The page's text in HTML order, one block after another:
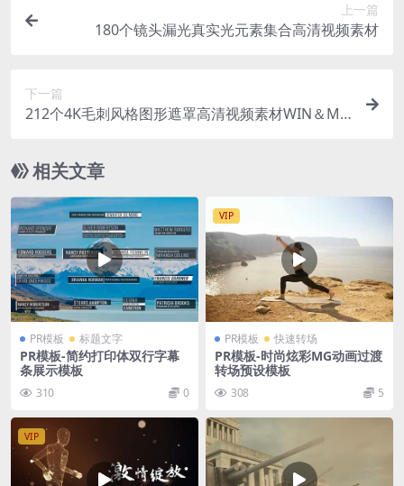
上一篇
180个镜头漏光真实光元素集合高清视频素材
下一篇
212个4K毛刺风格图形遮罩高清视频素材WIN＆MA
相关文章
PR模板 标题文字
PR模板-简约打印体双行字幕
条展示模板
310 0
VIP
PR模板 快速转场
PR模板-时尚炫彩MG动画过渡
转场预设模板
308 5
VIP